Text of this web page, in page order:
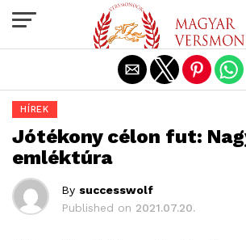
HÍREK
Jótékony célon fut:
emléktúra
By successwolf
Published on 2021.07.20.
Exit mobile version